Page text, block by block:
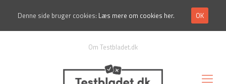
Om Testbladet.dk
Denne side bruger cookies: Læs mere om cookies her. OK